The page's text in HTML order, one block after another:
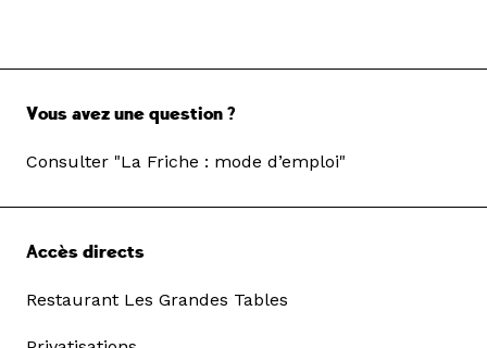
Vous avez une question ?
Consulter "La Friche : mode d’emploi"
Accès directs
Restaurant Les Grandes Tables